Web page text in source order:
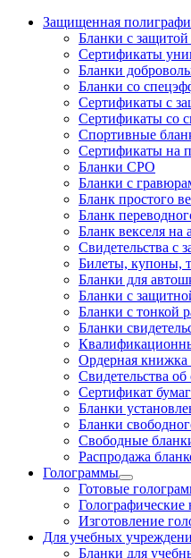
Защищенная
Бланки с
Сертификаты
Бланки
Бланки со
Сертификаты с
Сертификаты со
Спортивные
Cертификаты на
Бланки СРО
Бланки с
Бланк простого
Бланк
Бланк векселя на
Свидетельства с
Билеты, купоны,
Бланки для
Бланки с
Бланки с тонкой
Бланки
Ордерная книжка
Свидетельства
Сертификат
Бланки
Бланки
Свободные
Распродажа
Голограммы
Готовые
Изготовление
Для учебных
Бланки для